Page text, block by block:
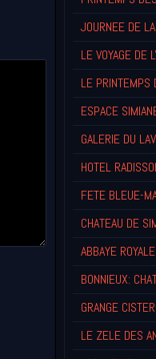
JOURNEE DE
LE VOYAGE DE
LE PRINTEMPS
ESPACE
GALERIE DU
HOTEL
FETE BLEUE-
CHATEAU DE
ABBAYE
BONNIEUX:
GRANGE
LE ZELE DES